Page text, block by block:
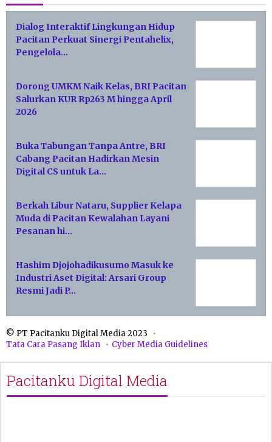
Dialog Interaktif Lingkungan Hidup
Pacitan Perkuat Sinergi Pentahelix,
Pengelola…
Dorong UMKM Naik Kelas, BRI Pacitan
Salurkan KUR Rp263 M hingga April
2026
Buka Tabungan Tanpa Antre, BRI
Cabang Pacitan Hadirkan Mesin
Digital CS untuk La…
Berkah Libur Nataru, Supplier Kelapa
Muda di Pacitan Kewalahan Layani
Pesanan hi…
Hashim Djojohadikusumo Masuk ke
Industri Aset Digital: Arsari Group
Resmi Jadi P…
© PT Pacitanku Digital Media 2023
Tata Cara Pasang Iklan
Cyber Media Guidelines
Pacitanku Digital Media